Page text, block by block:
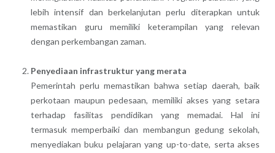
lebih intensif dan berkelanjutan perlu diterapkan untuk
memastikan guru memiliki keterampilan yang relevan
dengan perkembangan zaman.
Penyediaan infrastruktur yang merata
Pemerintah perlu memastikan bahwa setiap daerah, baik
perkotaan maupun pedesaan, memiliki akses yang setara
terhadap fasilitas pendidikan yang memadai. Hal ini
termasuk memperbaiki dan membangun gedung sekolah,
menyediakan buku pelajaran yang up-to-date, serta akses